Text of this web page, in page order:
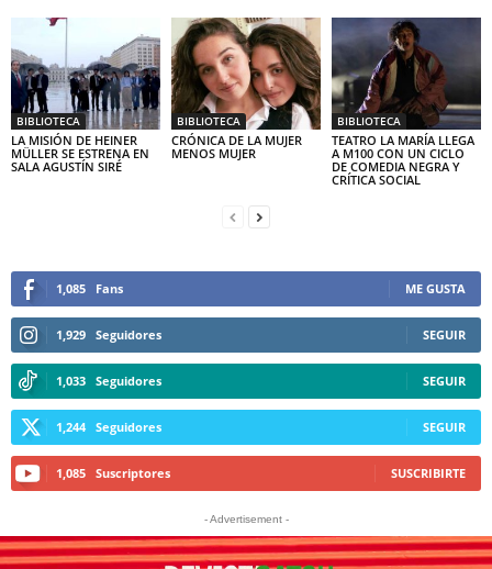
BIBLIOTECA
LA MISIÓN DE HEINER
MÜLLER SE ESTRENA EN
SALA AGUSTÍN SIRÉ
BIBLIOTECA
CRÓNICA DE LA MUJER
MENOS MUJER
BIBLIOTECA
TEATRO LA MARÍA LLEGA
A M100 CON UN CICLO
DE COMEDIA NEGRA Y
CRÍTICA SOCIAL
1,085 Fans ME GUSTA
1,929 Seguidores SEGUIR
1,033 Seguidores SEGUIR
1,244 Seguidores SEGUIR
1,085 Suscriptores SUSCRIBIRTE
- Advertisement -